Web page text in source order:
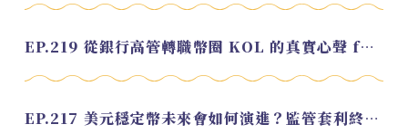
EP.219 從銀行高管轉職幣圈 KOL 的真實心聲 feat.龜大
EP.217 美元穩定幣未來會如何演進？監管套利終將收斂？feat. 研究員 余哲安